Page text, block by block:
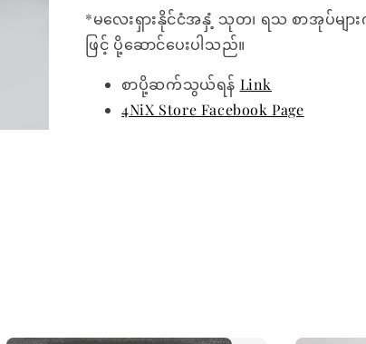
*မလေးရှားနိုင်ငံအနှံ့ သုတ၊ ရသ စာအုပ်များ
ဖြင့် ပို့ဆောင်ပေးပါသည်။
စာပို့ဆက်သွယ်ရန် Link
4NiX Store Facebook Page